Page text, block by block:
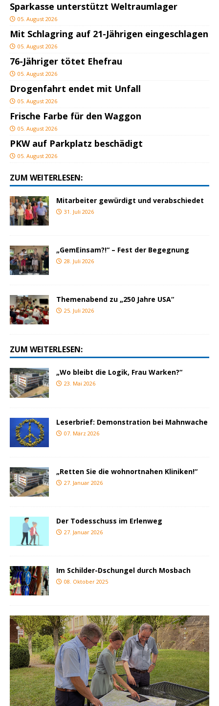
Sparkasse unterstützt Weltraumlager
05. August 2026
Mit Schlagring auf 21-Jährigen eingeschlagen
05. August 2026
76-Jähriger tötet Ehefrau
05. August 2026
Drogenfahrt endet mit Unfall
05. August 2026
Frische Farbe für den Waggon
05. August 2026
PKW auf Parkplatz beschädigt
05. August 2026
ZUM WEITERLESEN:
Mitarbeiter gewürdigt und verabschiedet
31. Juli 2026
„GemEinsam?!“ – Fest der Begegnung
28. Juli 2026
Themenabend zu „250 Jahre USA“
25. Juli 2026
ZUM WEITERLESEN:
„Wo bleibt die Logik, Frau Warken?“
23. Mai 2026
Leserbrief: Demonstration bei Mahnwache
07. März 2026
„Retten Sie die wohnortnahen Kliniken!“
27. Januar 2026
Der Todesschuss im Erlenweg
27. Januar 2026
Im Schilder-Dschungel durch Mosbach
08. Oktober 2025